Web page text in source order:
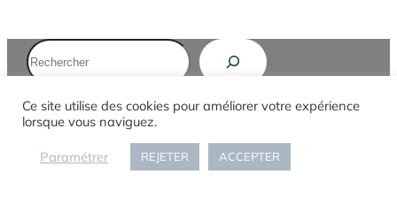
Rechercher
Mairie de Watten
Ce site utilise des cookies pour améliorer votre expérience
lorsque vous naviguez.
Paramétrer REJETER ACCEPTER